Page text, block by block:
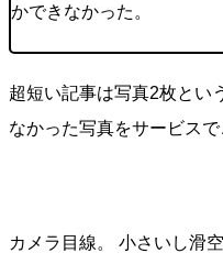
かできなかった。
超短い記事は写真2枚とい
なかった写真をサービスで
カメラ目線。 小さいし滑